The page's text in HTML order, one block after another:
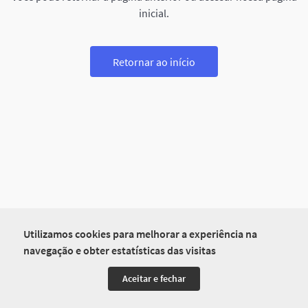
Utilizamos cookies para melhorar a experiência na
navegação e obter estatísticas das visitas
Aceitar e fechar
inicial.
Retornar ao início